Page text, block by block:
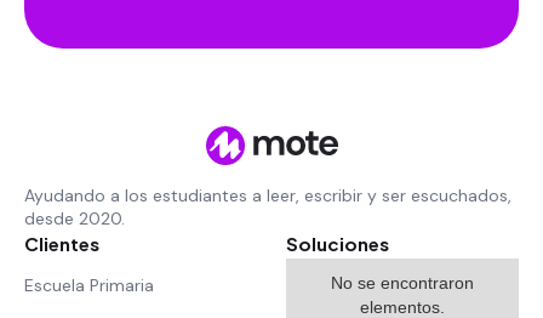
Ayudando a los estudiantes a leer, escribir y ser escuchados,
desde 2020.
Clientes
Escuela Primaria
Soluciones
No se encontraron
elementos.